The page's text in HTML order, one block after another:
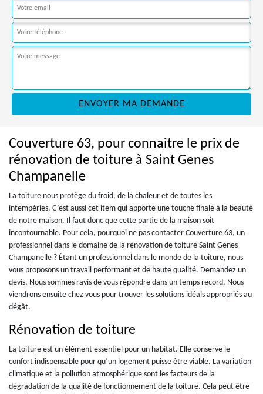
Couverture 63, pour connaitre le prix de
rénovation de toiture à Saint Genes
Champanelle
La toiture nous protège du froid, de la chaleur et de toutes les
intempéries. C’est aussi cet item qui apporte une touche finale à la beauté
de notre maison. Il faut donc que cette partie de la maison soit
incontournable. Pour cela, pourquoi ne pas contacter Couverture 63, un
professionnel dans le domaine de la rénovation de toiture Saint Genes
Champanelle ? Étant un professionnel dans le monde de la toiture, nous
vous proposons un travail performant et de haute qualité. Demandez un
devis. Nous sommes ravis de vous répondre dans un temps record. Nous
viendrons ensuite chez vous pour trouver les solutions idéals appropriés au
dégât.
Rénovation de toiture
La toiture est un élément essentiel pour un habitat. Elle conserve le
confort indispensable pour qu’un logement puisse être viable. La variation
climatique et la pollution atmosphérique sont les facteurs de la
dégradation de la qualité de fonctionnement de la toiture. Cela peut être